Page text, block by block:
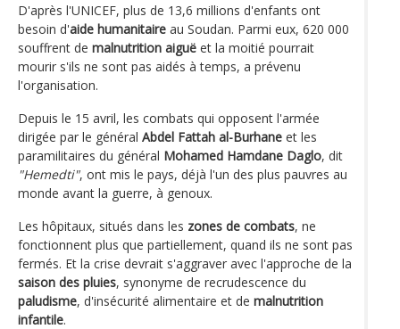
D'après l'UNICEF, plus de 13,6 millions d'enfants ont
besoin d'aide humanitaire au Soudan. Parmi eux, 620 000
souffrent de malnutrition aiguë et la moitié pourrait
mourir s'ils ne sont pas aidés à temps, a prévenu
l'organisation.
Depuis le 15 avril, les combats qui opposent l'armée
dirigée par le général Abdel Fattah al-Burhane et les
paramilitaires du général Mohamed Hamdane Daglo, dit
"Hemedti", ont mis le pays, déjà l'un des plus pauvres au
monde avant la guerre, à genoux.
Les hôpitaux, situés dans les zones de combats, ne
fonctionnent plus que partiellement, quand ils ne sont pas
fermés. Et la crise devrait s'aggraver avec l'approche de la
saison des pluies, synonyme de recrudescence du
paludisme, d'insécurité alimentaire et de malnutrition
infantile.